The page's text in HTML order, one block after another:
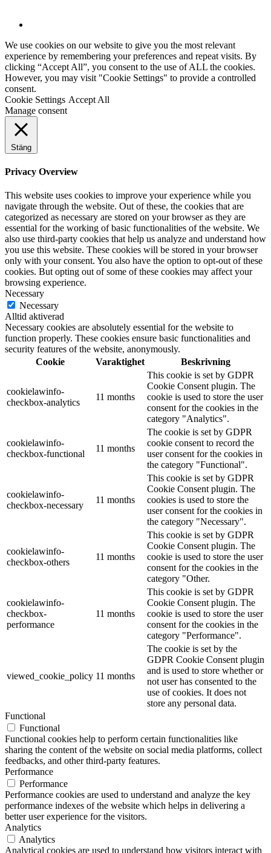
We use cookies on our website to give you the most relevant
experience by remembering your preferences and repeat visits. By
clicking “Accept All”, you consent to the use of ALL the cookies.
However, you may visit "Cookie Settings" to provide a controlled
consent.
Cookie Settings Accept All
Manage consent
Stäng
Privacy Overview
This website uses cookies to improve your experience while you
navigate through the website. Out of these, the cookies that are
categorized as necessary are stored on your browser as they are
essential for the working of basic functionalities of the website. We
also use third-party cookies that help us analyze and understand how
you use this website. These cookies will be stored in your browser
only with your consent. You also have the option to opt-out of these
cookies. But opting out of some of these cookies may affect your
browsing experience.
Necessary
Necessary
Alltid aktiverad
Necessary cookies are absolutely essential for the website to
function properly. These cookies ensure basic functionalities and
security features of the website, anonymously.
Cookie
Varaktighet Beskrivning
cookielawinfo-
checkbox-analytics
11 months
This cookie is set by GDPR
Cookie Consent plugin. The
cookie is used to store the user
consent for the cookies in the
category "Analytics".
cookielawinfo-
checkbox-functional
11 months
The cookie is set by GDPR
cookie consent to record the
user consent for the cookies in
the category "Functional".
cookielawinfo-
checkbox-necessary
11 months
This cookie is set by GDPR
Cookie Consent plugin. The
cookies is used to store the
user consent for the cookies in
the category "Necessary".
cookielawinfo-
checkbox-others
11 months
This cookie is set by GDPR
Cookie Consent plugin. The
cookie is used to store the user
consent for the cookies in the
category "Other.
cookielawinfo-
checkbox-
performance
11 months
This cookie is set by GDPR
Cookie Consent plugin. The
cookie is used to store the user
consent for the cookies in the
category "Performance".
viewed_cookie_policy 11 months
The cookie is set by the
GDPR Cookie Consent plugin
and is used to store whether or
not user has consented to the
use of cookies. It does not
store any personal data.
Functional
Functional
Functional cookies help to perform certain functionalities like
sharing the content of the website on social media platforms, collect
feedbacks, and other third-party features.
Performance
Performance
Performance cookies are used to understand and analyze the key
performance indexes of the website which helps in delivering a
better user experience for the visitors.
Analytics
Analytics
Analytical cookies are used to understand how visitors interact with